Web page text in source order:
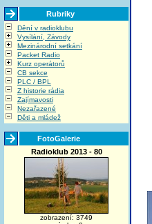
Rubriky
Dění v radioklubu
Vysílání, Závody
Mezinárodní setkání
Packet Radio
Kurz operátorů
CB sekce
PLC / BPL
Z historie rádia
Zajímavosti
Nezařazené
Děti a mládež
FotoGalerie
Radioklub 2013 - 80
zobrazení: 3749